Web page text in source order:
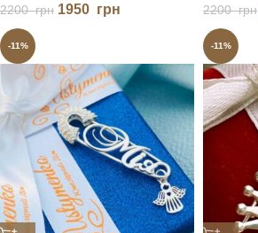
2200грн 1950 грн 2200грн
-11% -11%